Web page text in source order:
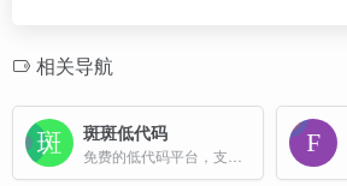
相关导航
斑斑低代码